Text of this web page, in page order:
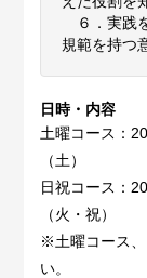
６．実践
規範を持つ
日時・内容
土曜コース：
（土）
日祝コース：
（火・祝）
※土曜コース、
い。